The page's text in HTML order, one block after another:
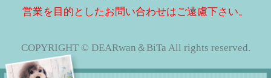
営業を目的としたお問い合わせはご遠慮下さい。
COPYRIGHT © DEARwan＆BiTa All rights reserved.